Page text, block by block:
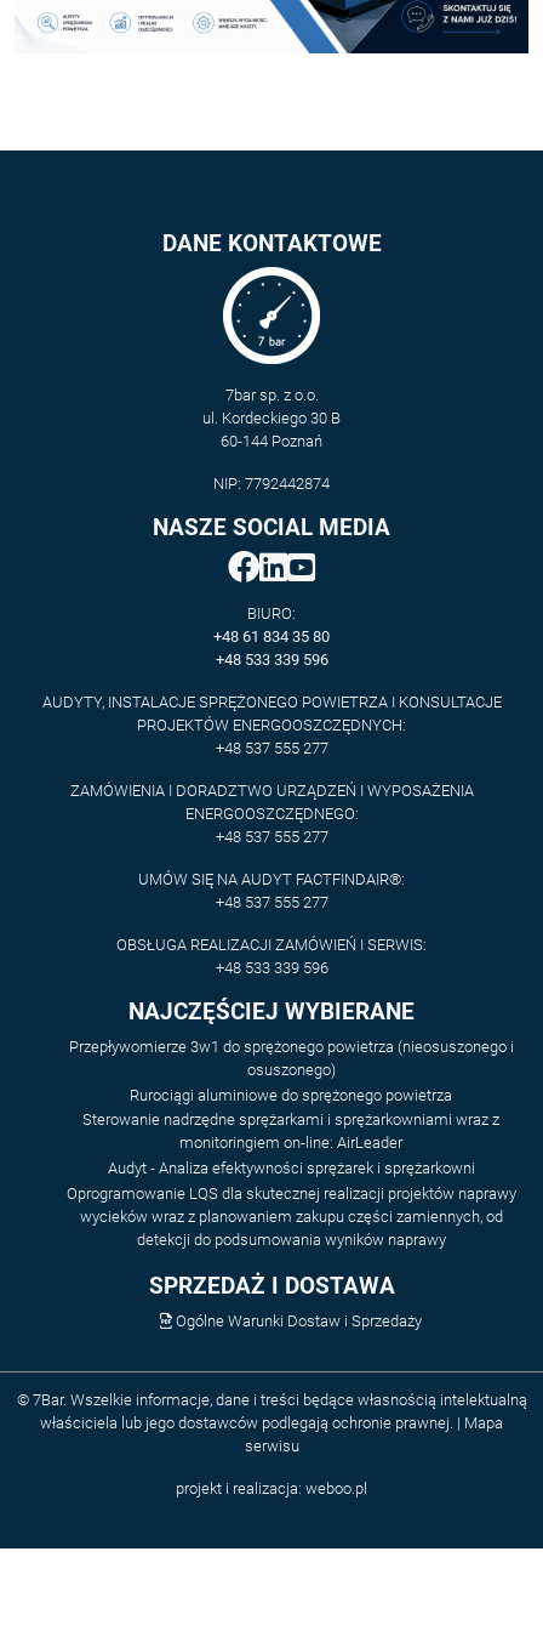
potrzebna
powietrza.
DANE KONTAKTOWE
7bar sp. z o.o.
ul. Kordeckiego 30 B
60-144 Poznań
NIP: 7792442874
NASZE SOCIAL MEDIA
BIURO:
+48 61 834 35 80
+48 533 339 596
AUDYTY, INSTALACJE SPRĘŻONEGO POWIETRZA I KONSULTACJE
PROJEKTÓW ENERGOOSZCZĘDNYCH:
+48 537 555 277
ZAMÓWIENIA I DORADZTWO URZĄDZEŃ I WYPOSAŻENIA
ENERGOOSZCZĘDNEGO:
+48 537 555 277
UMÓW SIĘ NA AUDYT FACTFINDAIR®:
+48 537 555 277
OBSŁUGA REALIZACJI ZAMÓWIEŃ I SERWIS:
+48 533 339 596
NAJCZĘŚCIEJ WYBIERANE
Przepływomierze 3w1 do sprężonego powietrza (nieosuszonego i
osuszonego)
Rurociągi aluminiowe do sprężonego powietrza
Sterowanie nadrzędne sprężarkami i sprężarkowniami wraz z
monitoringiem on-line: AirLeader
Audyt - Analiza efektywności sprężarek i sprężarkowni
Oprogramowanie LQS dla skutecznej realizacji projektów naprawy
wycieków wraz z planowaniem zakupu części zamiennych, od
detekcji do podsumowania wyników naprawy
SPRZEDAŻ I DOSTAWA
Ogólne Warunki Dostaw i Sprzedaży
© 7Bar. Wszelkie informacje, dane i treści będące własnością intelektualną
właściciela lub jego dostawców podlegają ochronie prawnej. | Mapa
serwisu
projekt i realizacja: weboo.pl